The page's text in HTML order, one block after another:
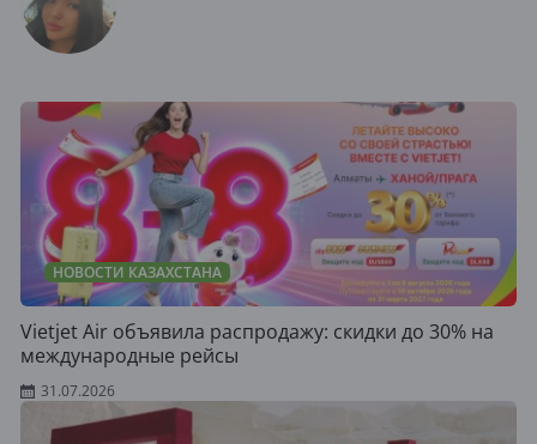
НОВОСТИ КАЗАХСТАНА
Vietjet Air объявила распродажу: скидки до 30% на
международные рейсы
31.07.2026